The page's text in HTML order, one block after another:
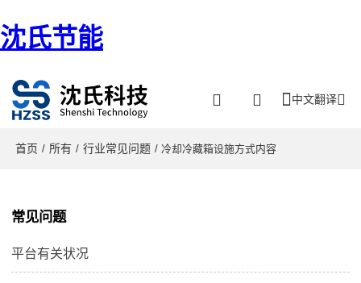
沈氏节能
中文翻译
首页 / 所有 / 行业常见问题 / 冷却冷藏箱设施方式内容
常见问题
平台有关状况